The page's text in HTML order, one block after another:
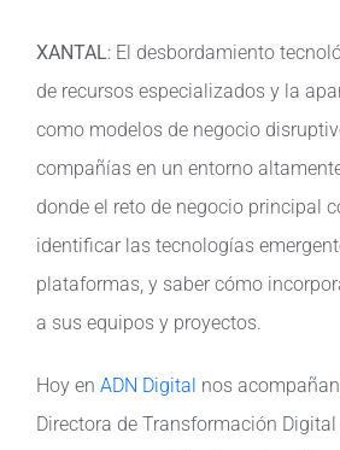
XANTAL: El desbordamiento
de recursos especializados y la
como modelos de negocio
compañías en un entorno
donde el reto de negocio principal
identificar las tecnologías
plataformas, y saber cómo
a sus equipos y proyectos.
Hoy en ADN Digital nos acompañan
Directora de Transformación